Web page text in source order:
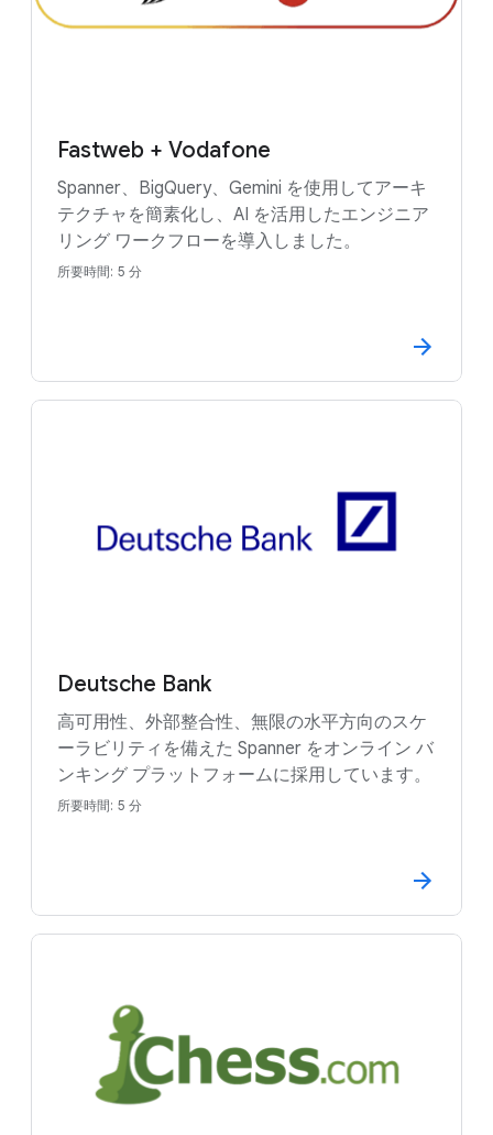
Fastweb + Vodafone
Spanner、BigQuery、Gemini を使用してアーキ
テクチャを簡素化し、AI を活用したエンジニア
リング ワークフローを導入しました。
所要時間: 5 分
Deutsche Bank
高可用性、外部整合性、無限の水平方向のスケ
ーラビリティを備えた Spanner をオンライン バ
ンキング プラットフォームに採用しています。
所要時間: 5 分